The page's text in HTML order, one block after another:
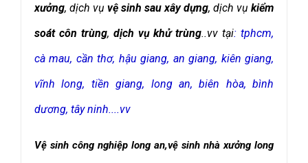
xưởng, dịch vụ vệ sinh sau xây dựng, dịch vụ kiểm
soát côn trùng, dịch vụ khử trùng..vv tại: tphcm,
cà mau, cần thơ, hậu giang, an giang, kiên giang,
vĩnh long, tiền giang, long an, biên hòa, bình
dương, tây ninh....vv
Vệ sinh công nghiệp long an,vệ sinh nhà xưởng long